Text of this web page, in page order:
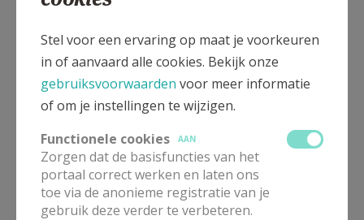
Gepubliceerd door
Parochie Terbank Heverlee
Meer
Stel voor een ervaring op maat je voorkeuren
in of aanvaard alle cookies. Bekijk onze
gebruiksvoorwaarden voor meer informatie
of om je instellingen te wijzigen.
Functionele cookies
AAN
Zorgen dat de basisfuncties van het
portaal correct werken en laten ons
toe via de anonieme registratie van je
gebruik deze verder te verbeteren.